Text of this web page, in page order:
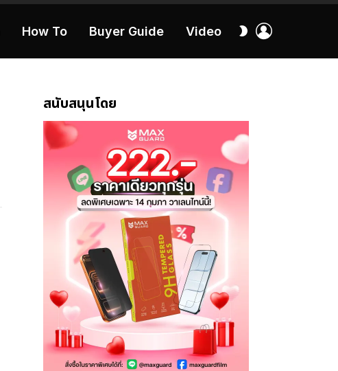
How To Buyer Guide Video
สลับ
สนับสนุนโดย